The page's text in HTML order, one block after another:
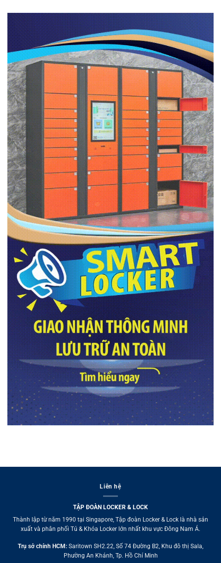
Liên hệ
TẬP ĐOÀN LOCKER & LOCK
Thành lập từ năm 1990 tại Singapore, Tập đoàn Locker & Lock là nhà sản
xuất và phân phối Tủ & Khóa Locker lớn nhất khu vực Đông Nam Á.
Trụ sở chính HCM: Saritown SH2.22, Số 74 Đường B2, Khu đô thị Sala,
Phường An Khánh, Tp. Hồ Chí Minh